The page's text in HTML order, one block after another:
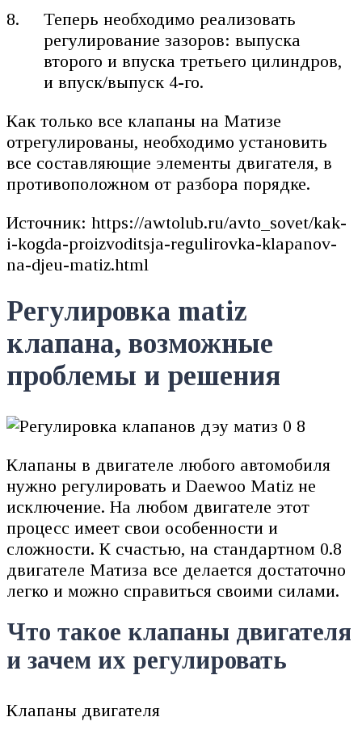
Теперь необходимо реализовать
регулирование зазоров: выпуска
второго и впуска третьего цилиндров,
и впуск/выпуск 4-го.
Как только все клапаны на Матизе
отрегулированы, необходимо установить
все составляющие элементы двигателя, в
противоположном от разбора порядке.
Источник: https://awtolub.ru/avto_sovet/kak-
i-kogda-proizvoditsja-regulirovka-klapanov-
na-djeu-matiz.html
Регулировка matiz
клапана, возможные
проблемы и решения
Клапаны в двигателе любого автомобиля
нужно регулировать и Daewoo Matiz не
исключение. На любом двигателе этот
процесс имеет свои особенности и
сложности. К счастью, на стандартном 0.8
двигателе Матиза все делается достаточно
легко и можно справиться своими силами.
Что такое клапаны двигателя
и зачем их регулировать
Клапаны двигателя